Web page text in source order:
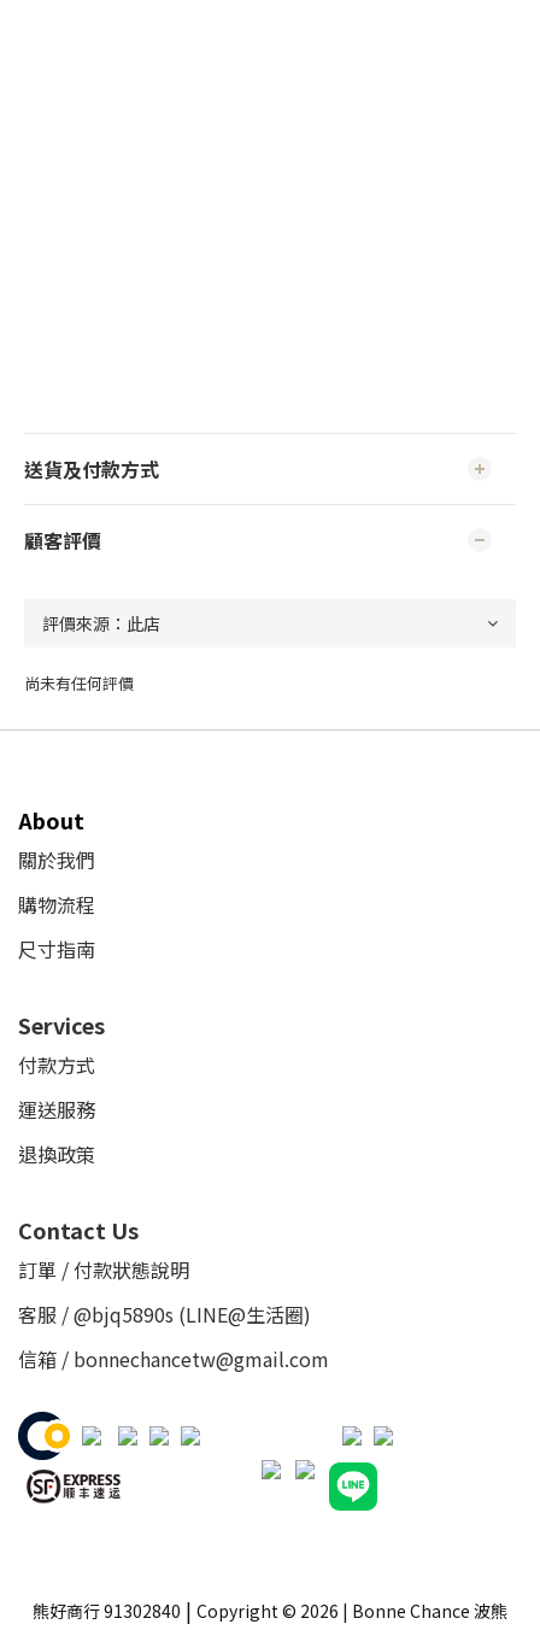
送貨及付款方式
顧客評價
尚未有任何評價
About
關於我們
購物流程
尺寸指南
Services
付款方式
運送服務
退換政策
Contact Us
訂單 / 付款狀態說明
客服 /@bjq5890s (LINE@生活圈)
信箱 / bonnechancetw@gmail.com
熊好商行 91302840 | Copyright © 2026 | Bonne Chance 波熊